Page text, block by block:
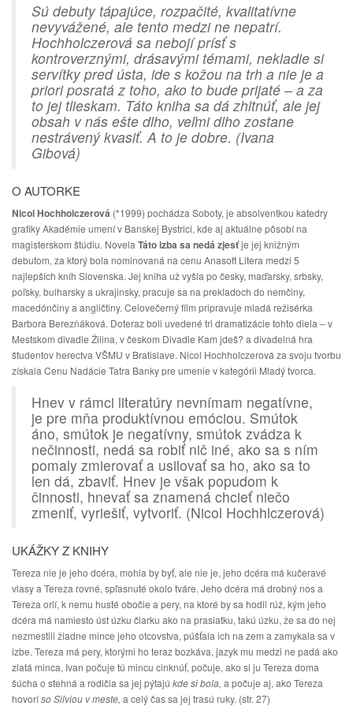
Sú debuty tápajúce, rozpačité, kvalitatívne
nevyvážené, ale tento medzi ne nepatrí.
Hochholczerová sa nebojí prísť s
kontroverznými, drásavými témami, nekladie si
servítky pred ústa, ide s kožou na trh a nie je a
priori posratá z toho, ako to bude prijaté – a za
to jej tlieskam. Táto kniha sa dá zhltnúť, ale jej
obsah v nás ešte dlho, veľmi dlho zostane
nestrávený kvasiť. A to je dobre. (Ivana
Gibová)
O AUTORKE
Nicol Hochholczerová (*1999) pochádza Soboty, je absolventkou katedry
grafiky Akadémie umení v Banskej Bystrici, kde aj aktuálne pôsobí na
magisterskom štúdiu. Novela Táto izba sa nedá zjesťje jej knižným
debutom, za ktorý bola nominovaná na cenu Anasoft Litera medzi 5
najlepších kníh Slovenska. Jej kniha už vyšla po česky, maďarsky, srbsky,
poľsky, bulharsky a ukrajinsky, pracuje sa na prekladoch do nemčiny,
macedónčiny a angličtiny. Celovečerný film pripravuje mladá režisérka
Barbora Berezňáková. Doteraz boli uvedené tri dramatizácie tohto diela – v
Mestskom divadle Žilina, v českom Divadle Kam jdeš? a divadelná hra
študentov herectva VŠMU v Bratislave. Nicol Hochholczerová za svoju tvorbu
získala Cenu Nadácie Tatra Banky pre umenie v kategórii Mladý tvorca.
Hnev v rámci literatúry nevnímam negatívne,
je pre mňa produktívnou emóciou. Smútok
áno, smútok je negatívny, smútok zvádza k
nečinnosti, nedá sa robiť nič iné, ako sa s ním
pomaly zmierovať a usilovať sa ho, ako sa to
len dá, zbaviť. Hnev je však popudom k
činnosti, hnevať sa znamená chcieť niečo
zmeniť, vyriešiť, vytvoriť. (Nicol Hochhlczerová)
UKÁŽKY Z KNIHY
Tereza nie je jeho dcéra, mohla by byť, ale nie je, jeho dcéra má kučeravé
vlasy a Tereza rovné, spľasnuté okolo tváre. Jeho dcéra má drobný nos a
Tereza orlí, k nemu husté obočie a pery, na ktoré by sa hodil rúž, kým jeho
dcéra má namiesto úst úzku čiarku ako na prasiatku, takú úzku, že sa do nej
nezmestili žiadne mince jeho otcovstva, púšťala ich na zem a zamykala sa v
izbe. Tereza má pery, ktorými ho teraz bozkáva, jazyk mu medzi ne padá ako
zlatá minca, Ivan počuje tú mincu cinknúť, počuje, ako si ju Tereza doma
šúcha o stehná a rodičia sa jej pýtajú kde si bola, a počuje aj, ako Tereza
hovoríso Silviou v meste, a celý čas sa jej trasú ruky. (str. 27)